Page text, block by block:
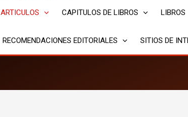
ARTICULOS CAPITULOS DE LIBROS LIBROS
RECOMENDACIONES EDITORIALES SITIOS DE